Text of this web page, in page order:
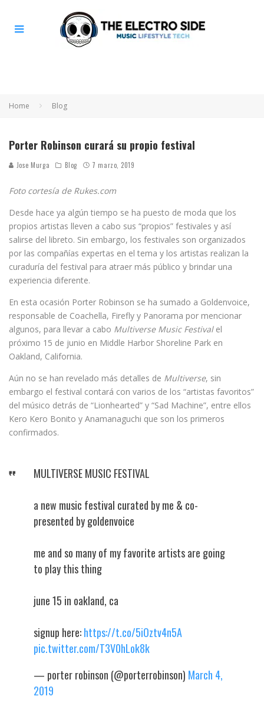
Home Blog
Porter Robinson curará su propio festival
Jose Murga Blog 7 marzo, 2019
Foto cortesía de Rukes.com
Desde hace ya algún tiempo se ha puesto de moda que los
propios artistas lleven a cabo sus “propios” festivales y así
salirse del libreto. Sin embargo, los festivales son organizados
por las compañías expertas en el tema y los artistas realizan la
curaduría del festival para atraer más público y brindar una
experiencia diferente.
En esta ocasión Porter Robinson se ha sumado a Goldenvoice,
responsable de Coachella, Firefly y Panorama por mencionar
algunos, para llevar a cabo Multiverse Music Festivalel
próximo 15 de junio en Middle Harbor Shoreline Park en
Oakland, California.
Aún no se han revelado más detalles de Multiverse, sin
embargo el festival contará con varios de los “artistas favoritos”
del músico detrás de “Lionhearted” y “Sad Machine”, entre ellos
Kero Kero Bonito y Anamanaguchi que son los primeros
confirmados.
MULTIVERSE MUSIC FESTIVAL
a new music festival curated by me & co-
presented by goldenvoice
me and so many of my favorite artists are going
to play this thing
june 15 in oakland, ca
signup here:https://t.co/5iOztv4n5A
pic.twitter.com/T3V0hLok8k
— porter robinson (@porterrobinson) March 4,
2019